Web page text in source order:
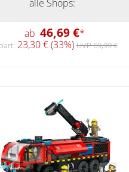
alle Shops:
ab 46,69 €*
23,30 € (33%)UVP 69,99 €